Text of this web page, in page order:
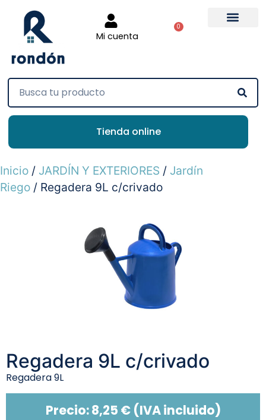
Mi cuenta
0
Tienda online
Inicio / JARDÍN Y EXTERIORES / Jardín
Riego / Regadera 9L c/crivado
Regadera 9L c/crivado
Regadera 9L
Precio:8,25 €(IVA incluido)